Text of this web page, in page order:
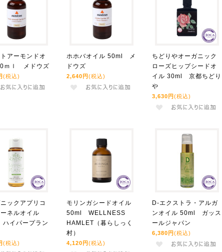
アーモンドオ
ｍｌ メドウズ
(税込)
ホホバオイル 50ml メ
ドウズ
2,640円 (税込)
ちどりやオーガニック
ローズヒップシードオ
イル 30ml 京都ちどり
や
3,630円 (税込)
ックアプリコ
ーネルオイル
イパープラン
(税込)
モリンガシードオイル
50ml WELLNESS
HAMLET（暮らしっく
村）
4,120円 (税込)
D-エクストラ・アルガ
ンオイル 50ml ガッス
ールジャパン
6,380円 (税込)